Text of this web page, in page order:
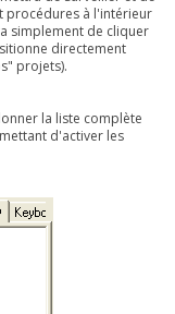
procédures à l'intérieur
simplement de cliquer
directement
projets).
la liste complète
d'activer les